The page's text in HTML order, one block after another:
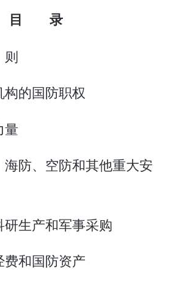
目 录
的国防职权
防、空防和其他重大安
生产和军事采购
和国防资产